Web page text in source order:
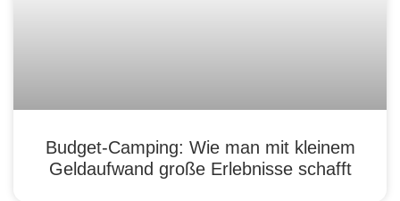
Budget-Camping: Wie man mit kleinem
Geldaufwand große Erlebnisse schafft